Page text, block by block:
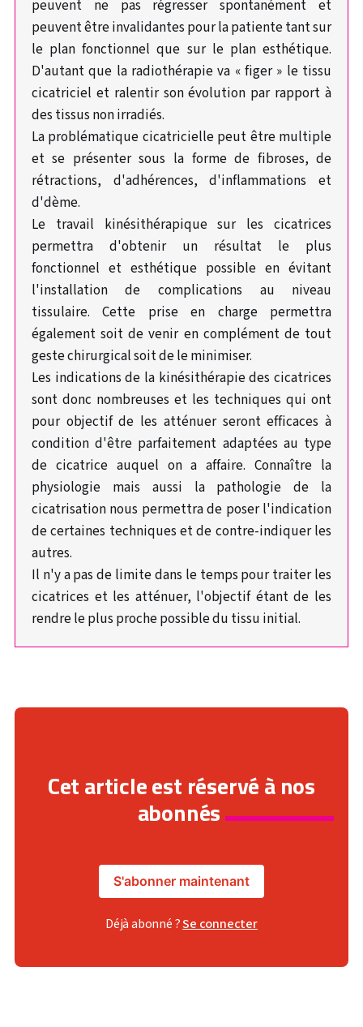
peuvent ne pas régresser spontanément et
peuvent être invalidantes pour la patiente tant sur
le plan fonctionnel que sur le plan esthétique.
D'autant que la radiothérapie va « figer » le tissu
cicatriciel et ralentir son évolution par rapport à
des tissus non irradiés.
La problématique cicatricielle peut être multiple
et se présenter sous la forme de fibroses, de
rétractions, d'adhérences, d'inflammations et
d'dème.
Le travail kinésithérapique sur les cicatrices
permettra d'obtenir un résultat le plus
fonctionnel et esthétique possible en évitant
l'installation de complications au niveau
tissulaire. Cette prise en charge permettra
également soit de venir en complément de tout
geste chirurgical soit de le minimiser.
Les indications de la kinésithérapie des cicatrices
sont donc nombreuses et les techniques qui ont
pour objectif de les atténuer seront efficaces à
condition d'être parfaitement adaptées au type
de cicatrice auquel on a affaire. Connaître la
physiologie mais aussi la pathologie de la
cicatrisation nous permettra de poser l'indication
de certaines techniques et de contre-indiquer les
autres.
Il n'y a pas de limite dans le temps pour traiter les
cicatrices et les atténuer, l'objectif étant de les
rendre le plus proche possible du tissu initial.
Cet article est réservé à nos
abonnés
S'abonner maintenant
Déjà abonné ?Se connecter